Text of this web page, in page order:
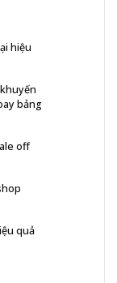
hiệu
bảng
off
quả